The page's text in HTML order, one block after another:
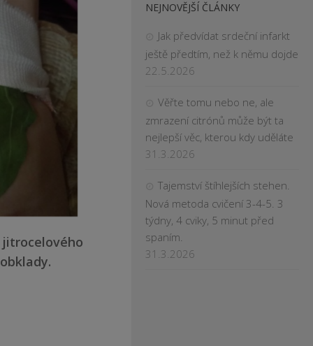
jitrocelového
NEJNOVĚJŠÍ ČLÁNKY
Jak předvídat srdeční infarkt
ještě předtím, než k němu dojde
22.5.2026
Věřte tomu nebo ne, ale
zmrazení citrónů může být ta
nejlepší věc, kterou kdy uděláte
31.3.2026
Tajemství štíhlejších stehen.
Nová metoda cvičení 3-4-5. 3
týdny, 4 cviky, 5 minut před
spaním.
31.3.2026